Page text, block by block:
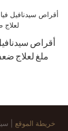
ملغ لعلاج
خريطة الموقع